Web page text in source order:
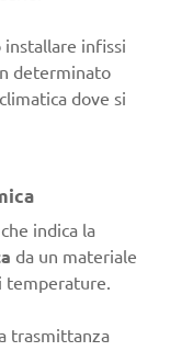
installare infissi
determinato
dove si
indica la
da un materiale
temperature.
trasmittanza